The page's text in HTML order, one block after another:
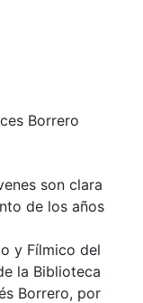
Borrero
son clara
de los años
y Fílmico del
la Biblioteca
Borrero, por